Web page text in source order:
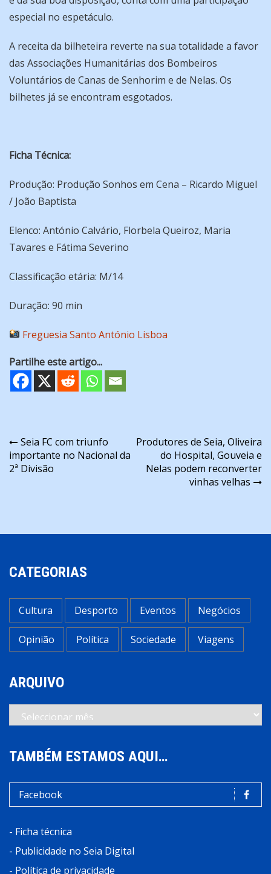
especial no espetáculo.
A receita da bilheteira reverte na sua totalidade a favor
das Associações Humanitárias dos Bombeiros
Voluntários de Canas de Senhorim e de Nelas. Os
bilhetes já se encontram esgotados.
Ficha Técnica:
Produção: Produção Sonhos em Cena – Ricardo Miguel
/ João Baptista
Elenco: António Calvário, Florbela Queiroz, Maria
Tavares e Fátima Severino
Classificação etária: M/14
Duração: 90 min
Freguesia Santo António Lisboa
Partilhe este artigo...
Navegação
de
Seia FC com triunfo
importante no Nacional da
2ª Divisão
Produtores de Seia, Oliveira
do Hospital, Gouveia e
Nelas podem reconverter
vinhas velhas
CATEGORIAS
Cultura Desporto Eventos Negócios
Opinião Política Sociedade Viagens
ARQUIVO
Arquivo
TAMBÉM ESTAMOS AQUI…
Facebook
- Ficha técnica
- Publicidade no Seia Digital
- Política de privacidade